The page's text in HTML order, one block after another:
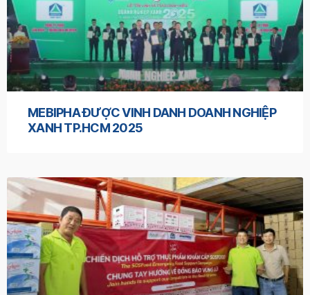
MEBIPHA ĐƯỢC VINH DANH DOANH NGHIỆP
XANH TP.HCM 2025